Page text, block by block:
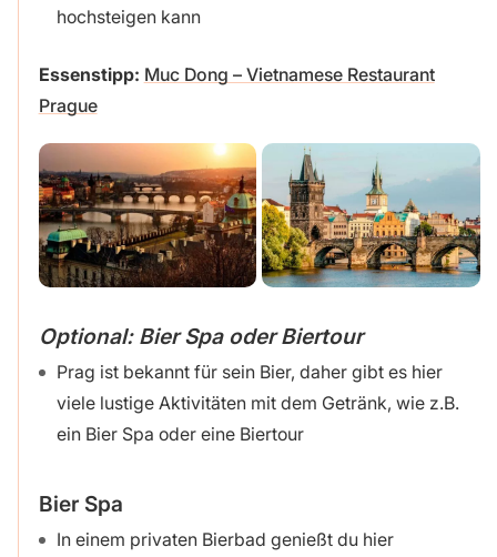
hochsteigen kann
Essenstipp: Muc Dong – Vietnamese Restaurant
Prague
Optional: Bier Spa oder Biertour
Prag ist bekannt für sein Bier, daher gibt es hier
viele lustige Aktivitäten mit dem Getränk, wie z.B.
ein Bier Spa oder eine Biertour
Bier Spa
In einem privaten Bierbad genießt du hier